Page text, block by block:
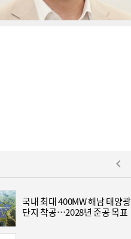
국내 최대 400MW 해남 태양광
단지 착공…2028년 준공 목표